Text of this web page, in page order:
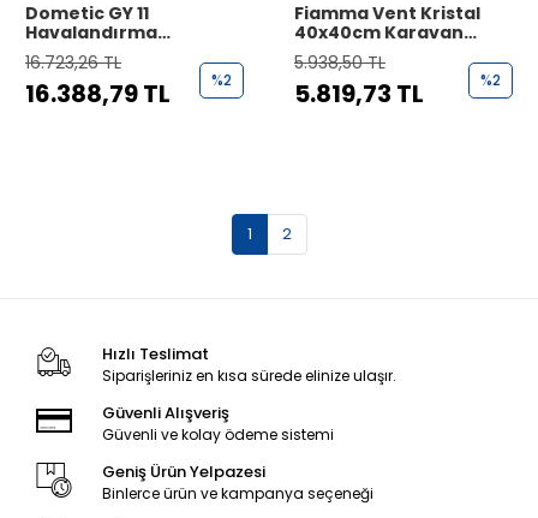
Dometic GY 11
Havalandırma
Vantilatörü 105 M3/Sa
Motorlu
16.723,26 TL
16.388,79 TL %2
Fiamma Vent Kristal
40x40cm Karavan
Tavan Heki
Havalandırma
5.938,50 TL
5.819,73 TL %2
1 2
Hızlı Teslimat
Siparişleriniz en kısa sürede elinize ulaşır.
Güvenli Alışveriş
Güvenli ve kolay ödeme sistemi
Geniş Ürün Yelpazesi
Binlerce ürün ve kampanya seçeneği